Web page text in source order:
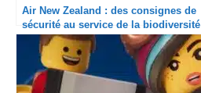
Air New Zealand : des consignes de
sécurité au service de la biodiversité